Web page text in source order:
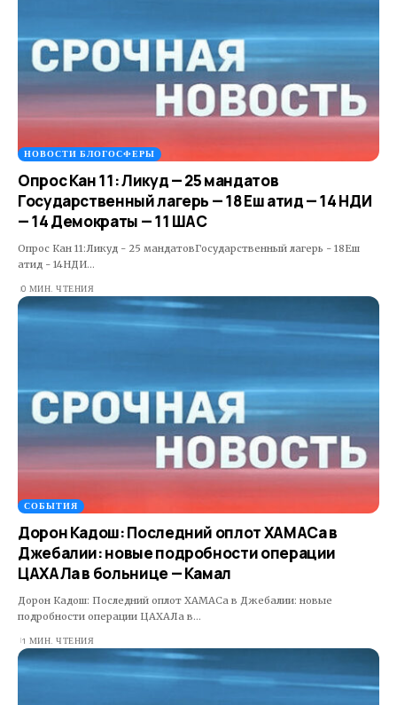
НОВОСТИ БЛОГОСФЕРЫ
Опрос Кан 11: Ликуд — 25 мандатов
Государственный лагерь — 18 Еш атид — 14 НДИ
— 14 Демократы — 11 ШАС
Опрос Кан 11:Ликуд - 25 мандатовГосударственный лагерь - 18Еш
атид - 14НДИ…
0 МИН. ЧТЕНИЯ
СОБЫТИЯ
Дорон Кадош: Последний оплот ХАМАСа в
Джебалии: новые подробности операции
ЦАХАЛа в больнице — Камал
Дорон Кадош: Последний оплот ХАМАСа в Джебалии: новые
подробности операции ЦАХАЛа в…
1 МИН. ЧТЕНИЯ